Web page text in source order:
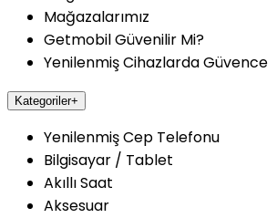
Mağazalarımız
Getmobil Güvenilir Mi?
Yenilenmiş Cihazlarda Güvence
Kategoriler+
Yenilenmiş Cep Telefonu
Bilgisayar / Tablet
Akıllı Saat
Aksesuar